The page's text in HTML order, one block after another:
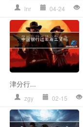
lnr 04-24
津分行...
zgy 02-15